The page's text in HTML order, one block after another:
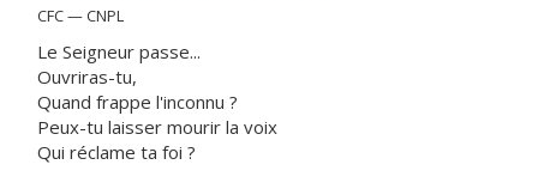
CFC — CNPL
Le Seigneur passe...
Ouvriras-tu,
Quand frappe l'inconnu ?
Peux-tu laisser mourir la voix
Qui réclame ta foi ?